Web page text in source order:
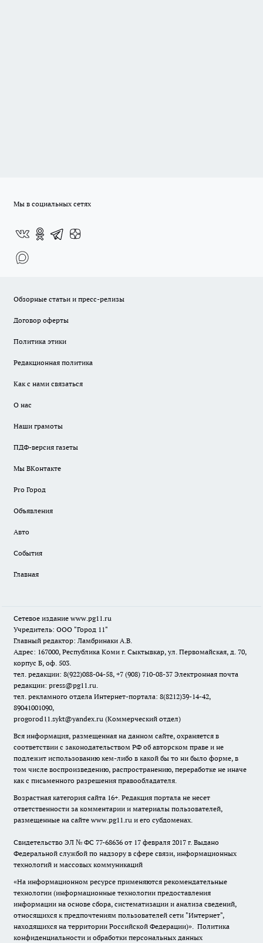
Мы в социальных сетях
Обзорные статьи и пресс-релизы
Договор оферты
Политика этики
Редакционная политика
Как с нами связаться
О нас
Наши грамоты
ПДФ-версия газеты
Мы ВКонтакте
Pro Город
Объявления
Авто
События
Главная
Сетевое издание www.pg11.ru
Учредитель: ООО "Город 11"
Главный редактор: Ламбринаки А.В.
Адрес: 167000, Республика Коми г. Сыктывкар, ул. Первомайская, д. 70,
корпус Б, оф. 503.
тел. редакции: 8(922)088-04-58, +7 (908) 710-08-37 Электронная почта
редакции: press@pg11.ru.
тел. рекламного отдела Интернет-портала: 8(8212)39-14-42,
89041001090,
progorod11.sykt@yandex.ru (Коммерческий отдел)
Вся информация, размещенная на данном сайте, охраняется в
соответствии с законодательством РФ об авторском праве и не
подлежит использованию кем-либо в какой бы то ни было форме, в
том числе воспроизведению, распространению, переработке не иначе
как с письменного разрешения правообладателя.
Возрастная категория сайта 16+. Редакция портала не несет
ответственности за комментарии и материалы пользователей,
размещенные на сайте www.pg11.ru и его субдоменах.
Свидетельство ЭЛ № ФС 77-68636 от 17 февраля 2017 г. Выдано
Федеральной службой по надзору в сфере связи, информационных
технологий и массовых коммуникаций
«На информационном ресурсе применяются рекомендательные
технологии (информационные технологии предоставления
информации на основе сбора, систематизации и анализа сведений,
относящихся к предпочтениям пользователей сети "Интернет",
находящихся на территории Российской Федерации)». Политика
конфиденциальности и обработки персональных данных